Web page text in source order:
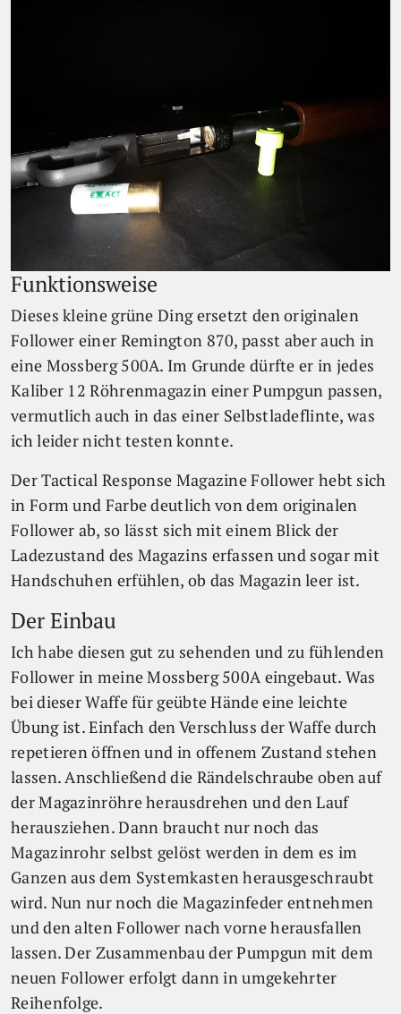
Funktionsweise
Dieses kleine grüne Ding ersetzt den originalen
Follower einer Remington 870, passt aber auch in
eine Mossberg 500A. Im Grunde dürfte er in jedes
Kaliber 12 Röhrenmagazin einer Pumpgun passen,
vermutlich auch in das einer Selbstladeflinte, was
ich leider nicht testen konnte.
Der Tactical Response Magazine Follower hebt sich
in Form und Farbe deutlich von dem originalen
Follower ab, so lässt sich mit einem Blick der
Ladezustand des Magazins erfassen und sogar mit
Handschuhen erfühlen, ob das Magazin leer ist.
Der Einbau
Ich habe diesen gut zu sehenden und zu fühlenden
Follower in meine Mossberg 500A eingebaut. Was
bei dieser Waffe für geübte Hände eine leichte
Übung ist. Einfach den Verschluss der Waffe durch
repetieren öffnen und in offenem Zustand stehen
lassen. Anschließend die Rändelschraube oben auf
der Magazinröhre herausdrehen und den Lauf
herausziehen. Dann braucht nur noch das
Magazinrohr selbst gelöst werden in dem es im
Ganzen aus dem Systemkasten herausgeschraubt
wird. Nun nur noch die Magazinfeder entnehmen
und den alten Follower nach vorne herausfallen
lassen. Der Zusammenbau der Pumpgun mit dem
neuen Follower erfolgt dann in umgekehrter
Reihenfolge.